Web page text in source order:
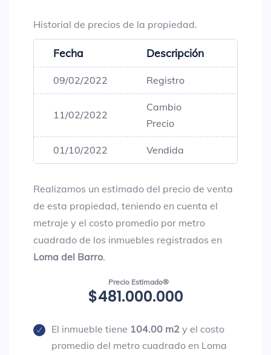
Historial de precios de la propiedad.
Fecha Descripción
09/02/2022 Registro
11/02/2022
Cambio
Precio
01/10/2022 Vendida
Realizamos un estimado del precio de venta
de esta propiedad, teniendo en cuenta el
metraje y el costo promedio por metro
cuadrado de los inmuebles registrados en
Loma del Barro.
Precio Estimado®
$481.000.000
El inmueble tiene 104.00 m2 y el costo
promedio del metro cuadrado en Loma